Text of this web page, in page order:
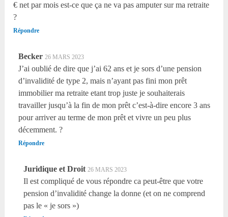
€ net par mois est-ce que ça ne va pas amputer sur ma retraite
?
Répondre
Becker 26 MARS 2023
J’ai oublié de dire que j’ai 62 ans et je sors d’une pension
d’invalidité de type 2, mais n’ayant pas fini mon prêt
immobilier ma retraite etant trop juste je souhaiterais
travailler jusqu’à la fin de mon prêt c’est-à-dire encore 3 ans
pour arriver au terme de mon prêt et vivre un peu plus
décemment. ?
Répondre
Juridique et Droit 26 MARS 2023
Il est compliqué de vous répondre ca peut-être que votre
pension d’invalidité change la donne (et on ne comprend
pas le « je sors »)